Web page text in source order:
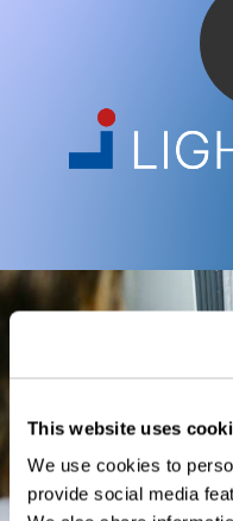
This website uses
We use cookies to
provide social media